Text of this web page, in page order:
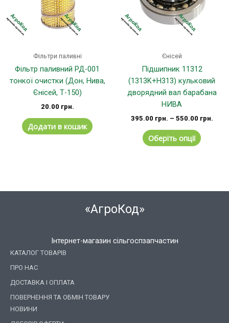
Фільтри паливні
Фільтр паливний РД-001
тонкої очистки (Дон, Нива,
Єнісей, Т-150)
20.00 грн.
Додати в кошик
Єнісей
Підшипник 11312
(1313K+H313) кульковий
дворядний вал барабана
НИВА
395.00 грн. – 550.00 грн.
Оберіть опції
товару
«АгроКод»
Інтернет-магазин сільгоспзапчастин
КАТАЛОГ ТОВАРІВ
ПРО НАС
ДОСТАВКА І ОПЛАТА
ПОВЕРНЕННЯ ТА ОБМІН ТОВАРУ
НОВИНИ